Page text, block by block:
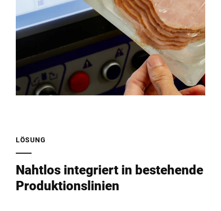
LÖSUNG
Nahtlos integriert in bestehende
Produktionslinien